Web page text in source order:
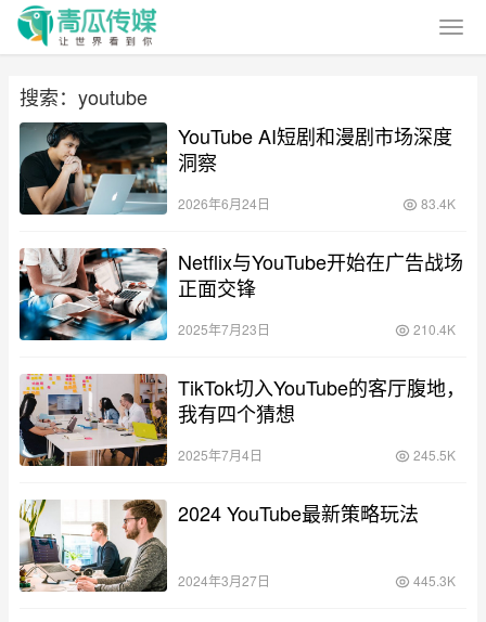
搜索：youtube
YouTube AI短剧和漫剧市场深度
洞察
2026年6月24日 83.4K
Netflix与YouTube开始在广告战场
正面交锋
2025年7月23日 210.4K
TikTok切入YouTube的客厅腹地，
我有四个猜想
2025年7月4日 245.5K
2024 YouTube最新策略玩法
2024年3月27日 445.3K